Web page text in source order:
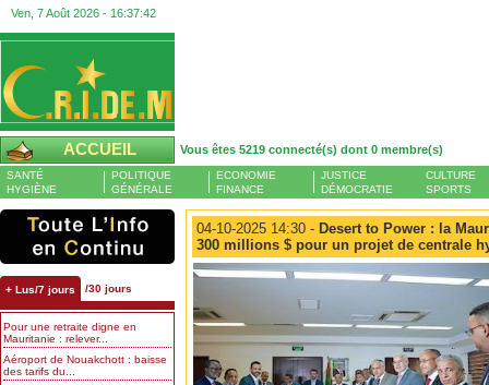
Ven, 7 Août 2026 - 16:37:43
ACCUEIL Vous êtes 5219 connecté(s) dont 0 membre(s)
SANTÉ
HYGIÈNE
POLITIQUE
GÉNÉRALE
ECONOMIE
FINANCE
JUSTICE
DÉMOCRATIE
CULTURE
SPORTS
+ Lus/7 jours /30 jours
Pour une retraite digne en
Mauritanie : relever...
Aéroport de Nouakchott : baisse
des tarifs du...
04-10-2025 14:30 - Desert to Power : la
300 millions $ pour un projet de centrale